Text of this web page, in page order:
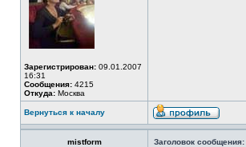
Зарегистрирован: 09.01.2007
16:31
Сообщения: 4215
Откуда: Москва
Вернуться к началу
mistform Заголовок сообщения: